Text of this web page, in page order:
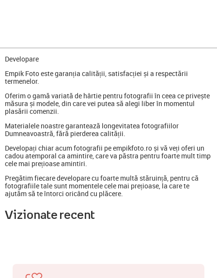
Developare
Empik Foto este garanția calității, satisfacției și a respectării
termenelor.
Oferim o gamă variată de hârtie pentru fotografii în ceea ce privește
măsura și modele, din care vei putea să alegi liber în momentul
plasării comenzii.
Materialele noastre garantează longevitatea fotografiilor
Dumneavoastră, fără pierderea calității.
Developați chiar acum fotografii pe empikfoto.ro și vă veți oferi un
cadou atemporal ca amintire, care va păstra pentru foarte mult timp
cele mai prețioase amintiri.
Pregătim fiecare developare cu foarte multă stăruință, pentru că
fotografiile tale sunt momentele cele mai prețioase, la care te
ajutăm să te întorci oricând cu plăcere.
Vizionate recent